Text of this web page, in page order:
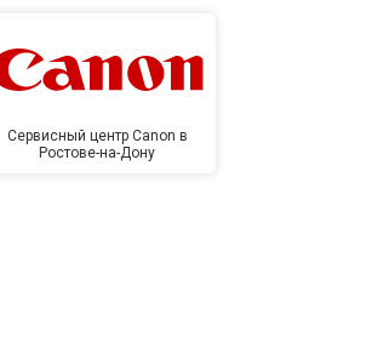
Сервисный центр Canon в
Ростове-на-Дону